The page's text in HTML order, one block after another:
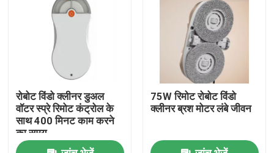
हमारे बारे में
कारखाना भ्रमण
रोबोट विंडो क्लीनर डुअल
वॉटर स्प्रे रिमोट कंट्रोल के
साथ 400 मिनट काम करने
का समय
75W रिमोट रोबोट विंडो
क्लीनर ब्रश मोटर लंबे जीवन